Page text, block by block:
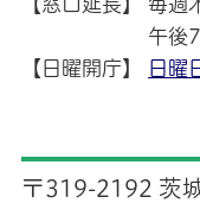
午後
【日曜開庁】
日曜
〒319-2192 茨